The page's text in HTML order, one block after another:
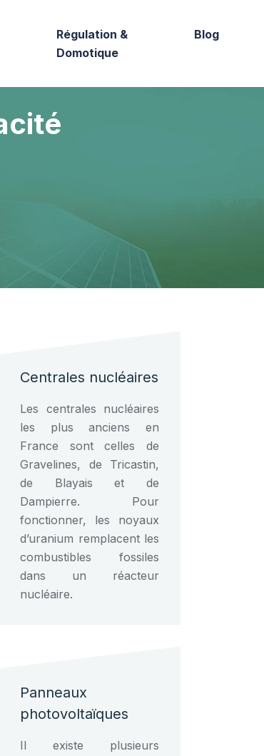
Régulation &
Domotique
Blog
Centrales nucléaires
Les centrales nucléaires
les plus anciens en
France sont celles de
Gravelines, de Tricastin,
de Blayais et de
Dampierre. Pour
fonctionner, les noyaux
d’uranium remplacent les
combustibles fossiles
dans un réacteur
nucléaire.
Panneaux
photovoltaïques
Il existe plusieurs